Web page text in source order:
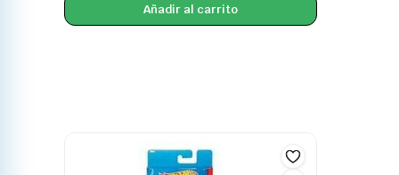
Añadir al carrito